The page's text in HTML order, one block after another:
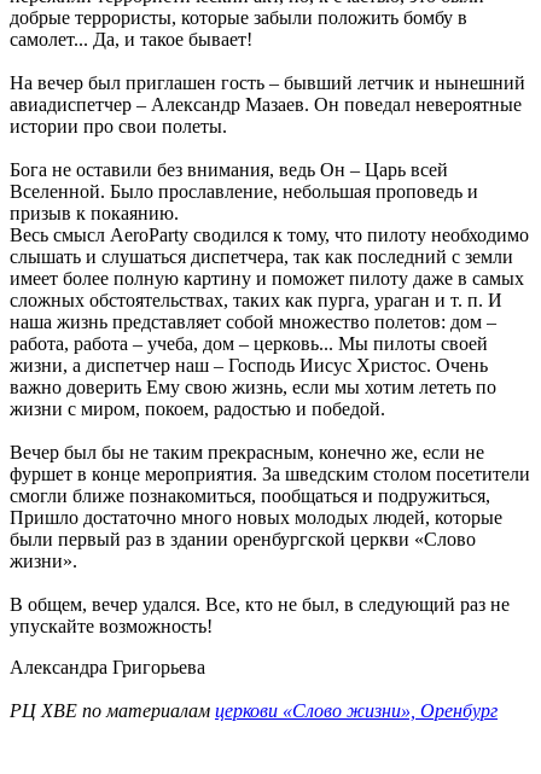
добрые террористы, которые забыли положить бомбу в
самолет... Да, и такое бывает!
На вечер был приглашен гость – бывший летчик и нынешний
авиадиспетчер – Александр Мазаев. Он поведал невероятные
истории про свои полеты.
Бога не оставили без внимания, ведь Он – Царь всей
Вселенной. Было прославление, небольшая проповедь и
призыв к покаянию.
Весь смысл AeroParty сводился к тому, что пилоту необходимо
слышать и слушаться диспетчера, так как последний с земли
имеет более полную картину и поможет пилоту даже в самых
сложных обстоятельствах, таких как пурга, ураган и т. п. И
наша жизнь представляет собой множество полетов: дом –
работа, работа – учеба, дом – церковь... Мы пилоты своей
жизни, а диспетчер наш – Господь Иисус Христос. Очень
важно доверить Ему свою жизнь, если мы хотим лететь по
жизни с миром, покоем, радостью и победой.
Вечер был бы не таким прекрасным, конечно же, если не
фуршет в конце мероприятия. За шведским столом посетители
смогли ближе познакомиться, пообщаться и подружиться,
Пришло достаточно много новых молодых людей, которые
были первый раз в здании оренбургской церкви «Слово
жизни».
В общем, вечер удался. Все, кто не был, в следующий раз не
упускайте возможность!
Александра Григорьева
РЦ ХВЕ по материалам церкови «Слово жизни», Оренбург